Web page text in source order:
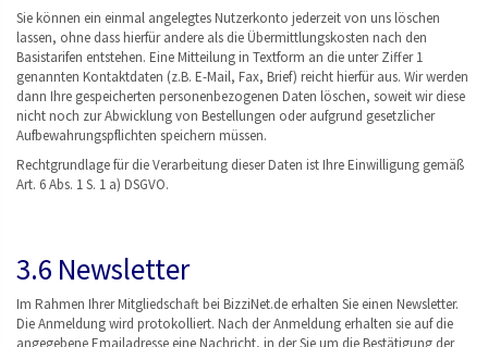
Sie können ein einmal angelegtes Nutzerkonto jederzeit von uns löschen
lassen, ohne dass hierfür andere als die Übermittlungskosten nach den
Basistarifen entstehen. Eine Mitteilung in Textform an die unter Ziffer 1
genannten Kontaktdaten (z.B. E-Mail, Fax, Brief) reicht hierfür aus. Wir werden
dann Ihre gespeicherten personenbezogenen Daten löschen, soweit wir diese
nicht noch zur Abwicklung von Bestellungen oder aufgrund gesetzlicher
Aufbewahrungspflichten speichern müssen.
Rechtgrundlage für die Verarbeitung dieser Daten ist Ihre Einwilligung gemäß
Art. 6 Abs. 1 S. 1 a) DSGVO.
3.6 Newsletter
Im Rahmen Ihrer Mitgliedschaft bei BizziNet.de erhalten Sie einen Newsletter.
Die Anmeldung wird protokolliert. Nach der Anmeldung erhalten sie auf die